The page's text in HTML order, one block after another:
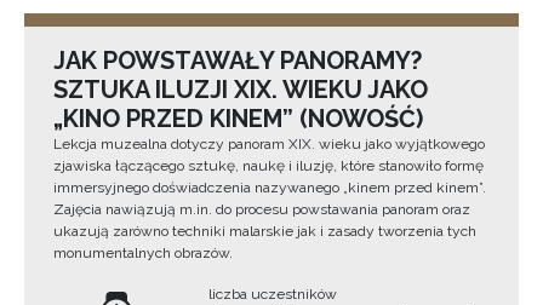
Ziemi
JAK POWSTAWAŁY PANORAMY?
SZTUKA ILUZJI XIX. WIEKU JAKO
„KINO PRZED KINEM” (NOWOŚĆ)
Lekcja muzealna dotyczy panoram XIX. wieku jako wyjątkowego
zjawiska łączącego sztukę, naukę i iluzję, które stanowiło formę
immersyjnego doświadczenia nazywanego „kinem przed kinem”.
Zajęcia nawiązują m.in. do procesu powstawania panoram oraz
ukazują zarówno techniki malarskie jak i zasady tworzenia tych
monumentalnych obrazów.
liczba uczestników